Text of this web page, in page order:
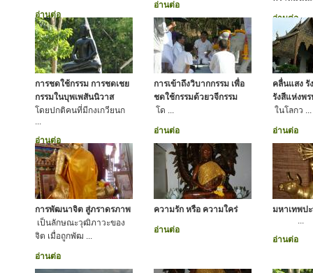
อ่านต่อ
อ่านต่อ
อ่านต่อ
การชดใช้กรรม การชดเชย
กรรมในบุพเพสันนิวาส
โดยปกติคนที่มีกงเกวียนก
...
อ่านต่อ
การเข้าถึงวิบากกรรม เพื่อ
ชดใช้กรรมด้วยวจีกรรม
โด ...
อ่านต่อ
คลื่นแสง
รังสีแห่งพ
ในโลกว ...
อ่านต่อ
การพัฒนาจิต สู่ภราดรภาพ
เป็นลักษณะวุฒิภาวะของ
จิต เมื่อถูกพัฒ ...
อ่านต่อ
ความรัก หรือ ความใคร่
อ่านต่อ
มหาเทพป
...
อ่านต่อ